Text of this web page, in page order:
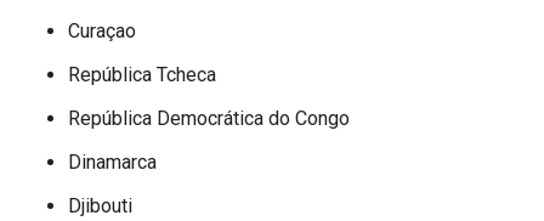
Curaçao
República Tcheca
República Democrática do Congo
Dinamarca
Djibouti